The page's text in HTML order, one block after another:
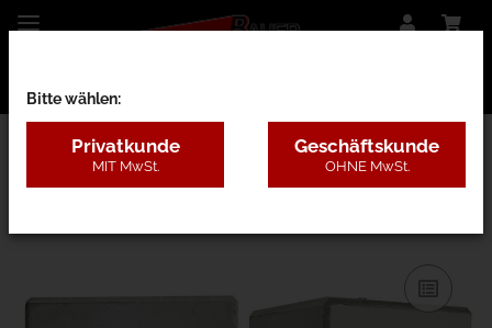
01Z - Zubehör
Bitte wählen:
Privatkunde
MIT MwSt.
Geschäftskunde
OHNE MwSt.